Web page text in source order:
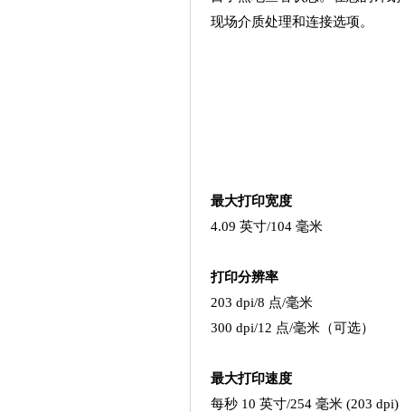
现场介质处理和连接选项。
最大打印宽度
4.09 英寸/104 毫米
打印分辨率
203 dpi/8 点/毫米
300 dpi/12 点/毫米（可选）
最大打印速度
每秒 10 英寸/254 毫米 (203 dpi)